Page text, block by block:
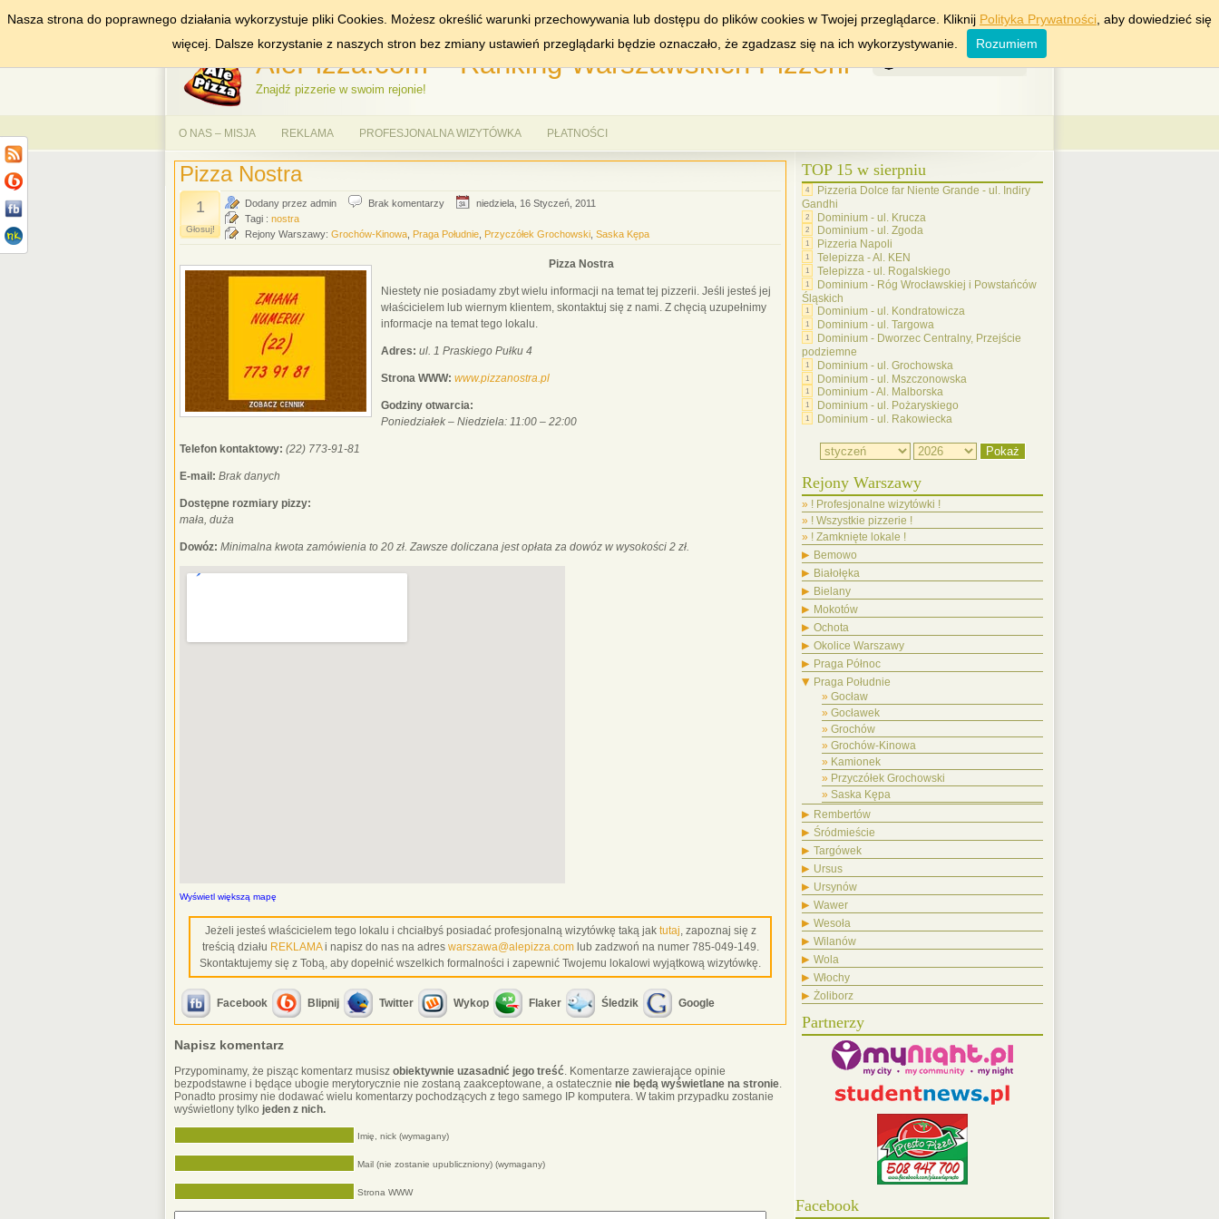
DODAJ NAS DO ULUBIONYCH ZNAJDŹ MIASTA: WARSZAWA KRAKÓW WROCŁAW
AlePizza.com – Ranking Warszawskich Pizzerii
Znajdź pizzerie w swoim rejonie!
7 Sierpień 2026
O NAS – MISJA REKLAMA PROFESJONALNA WIZYTÓWKA PŁATNOŚCI
Pizza Nostra
1
Głosuj!
Dodany przez admin Brak komentarzy
niedziela, 16 Styczeń, 2011
Tagi : nostra
Rejony Warszawy: Grochów-Kinowa Praga Południe Przyczółek Grochowski Saska Kępa
Pizza Nostra
Niestety nie posiadamy zbyt wielu informacji na temat tej pizzerii. Jeśli jesteś jej
właścicielem lub wiernym klientem, skontaktuj się z nami. Z chęcią uzupełnimy
informacje na temat tego lokalu.
Adres: ul. 1 Praskiego Pułku 4
Strona WWW: www.pizzanostra.pl
Godziny otwarcia:
Poniedziałek – Niedziela: 11:00 – 22:00
Telefon kontaktowy: (22) 773-91-81
E-mail: Brak danych
Dostępne rozmiary pizzy:
mała, duża
Dowóz: Minimalna kwota zamówienia to 20 zł. Zawsze doliczana jest opłata za dowóz w wysokości 2 zł.
Wyświetl większą mapę
Jeżeli jesteś właścicielem tego lokalu i chciałbyś posiadać profesjonalną wizytówkę taką jak tutaj, zapoznaj się z
treścią działu REKLAMAi napisz do nas na adres warszawa@alepizza.comlub zadzwoń na numer 785-049-149.
Skontaktujemy się z Tobą, aby dopełnić wszelkich formalności i zapewnić Twojemu lokalowi wyjątkową wizytówkę.
Facebook Blipnij Twitter Wykop Flaker Śledzik Google
Napisz komentarz
Przypominamy, że pisząc komentarz musisz obiektywnie uzasadnić jego treść. Komentarze zawierające opinie
bezpodstawne i będące ubogie merytorycznie nie zostaną zaakceptowane, a ostatecznie nie będą wyświetlane na stronie.
Ponadto prosimy nie dodawać wielu komentarzy pochodzących z tego samego IP komputera. W takim przypadku zostanie
wyświetlony tylko jeden z nich.
Imię, nick (wymagany)
Mail (nie zostanie upubliczniony) (wymagany)
Strona WWW
TOP 15 w sierpniu
4
Pizzeria Dolce far Niente Grande - ul. Indiry
Gandhi
2 Dominium - ul. Krucza
2 Dominium - ul. Zgoda
1 Pizzeria Napoli
1 Telepizza - Al. KEN
1 Telepizza - ul. Rogalskiego
1
Dominium - Róg Wrocławskiej i Powstańców
Śląskich
1 Dominium - ul. Kondratowicza
1 Dominium - ul. Targowa
1
Dominium - Dworzec Centralny, Przejście
podziemne
1 Dominium - ul. Grochowska
1 Dominium - ul. Mszczonowska
1 Dominium - Al. Malborska
1 Dominium - ul. Pożaryskiego
1 Dominium - ul. Rakowiecka
Rejony Warszawy
! Profesjonalne wizytówki !
! Wszystkie pizzerie !
! Zamknięte lokale !
▶ Bemowo
▶ Białołęka
▶ Bielany
▶ Mokotów
▶ Ochota
▶ Okolice Warszawy
▶ Praga Północ
▼ Praga Południe
Gocław
Gocławek
Grochów
Grochów-Kinowa
Kamionek
Przyczółek Grochowski
Saska Kępa
▶ Rembertów
▶ Śródmieście
▶ Targówek
▶ Ursus
▶ Ursynów
▶ Wawer
▶ Wesoła
▶ Wilanów
▶ Wola
▶ Włochy
▶ Żoliborz
Partnerzy
Facebook
Nasza strona do poprawnego działania wykorzystuje pliki Cookies. Możesz określić warunki przechowywania lub dostępu do plików cookies w Twojej przeglądarce. Kliknij Polityka Prywatności , aby dowiedzieć się
więcej. Dalsze korzystanie z naszych stron bez zmiany ustawień przeglądarki będzie oznaczało, że zgadzasz się na ich wykorzystywanie.
Rozumiem